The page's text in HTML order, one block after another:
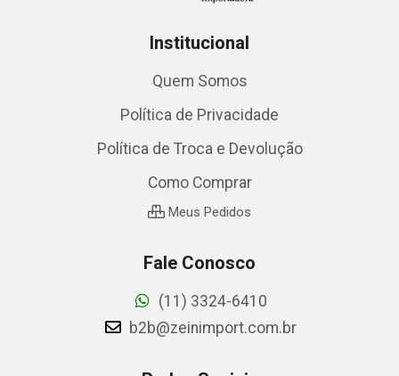
Institucional
Quem Somos
Política de Privacidade
Política de Troca e Devolução
Como Comprar
Meus Pedidos
Fale Conosco
(11) 3324-6410
b2b@zeinimport.com.br